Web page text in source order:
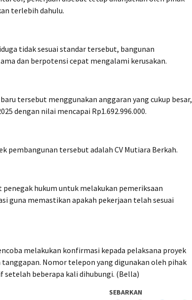
terlebih dahulu.
tidak sesuai standar tersebut, bangunan
dan berpotensi cepat mengalami kerusakan.
tersebut menggunakan anggaran yang cukup besar,
dengan nilai mencapai Rp1.692.996.000.
pembangunan tersebut adalah CV Mutiara Berkah.
hukum untuk melakukan pemeriksaan
guna memastikan apakah pekerjaan telah sesuai
melakukan konfirmasi kepada pelaksana proyek
Nomor telepon yang digunakan oleh pihak
beberapa kali dihubungi. (Bella)
SEBARKAN